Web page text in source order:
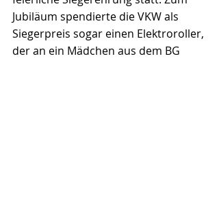
Jubiläum spendierte die VKW als
Siegerpreis sogar einen Elektroroller,
der an ein Mädchen aus dem BG